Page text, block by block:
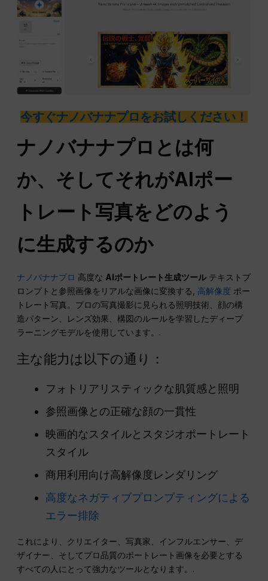
今すぐナノバナナプロをお試しください！
ナノバナナプロとは何
か、そしてそれがAIポー
トレート写真をどのよう
に生成するのか
ナノバナナプロ 高度な AIポートレート生成ツールテキストプ
ロンプトと参照画像をリアルな画像に変換する, 高解像度 ポー
トレート写真。プロの写真撮影に見られる照明技術、顔の構
造パターン、レンズ効果、構図のルールを学習したディープ
ラーニングモデルを使用しています。.
主な能力は以下の通り：
フォトリアリスティックな肌質感と照明
参照画像との正確な顔の一貫性
映画的なスタイルとスタジオポートレート
スタイル
商用利用向け高解像度レンダリング
高度なネガティブプロンプティングによる
エラー排除
これにより、クリエイター、写真家、インフルエンサー、デ
ザイナー、そしてプロ品質のポートレート画像を必要とする
すべての人にとって強力なツールとなります。.